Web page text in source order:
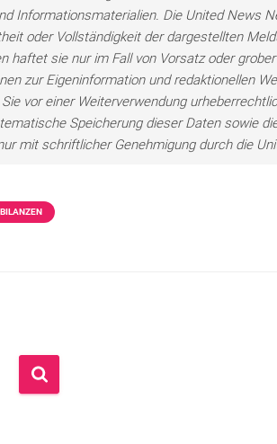
Informationsmaterialien. Die United News
oder Vollständigkeit der dargestellten
haftet sie nur im Fall von Vorsatz oder
zur Eigeninformation und redaktionellen
vor einer Weiterverwendung
Speicherung dieser Daten sowie
mit schriftlicher Genehmigung durch die